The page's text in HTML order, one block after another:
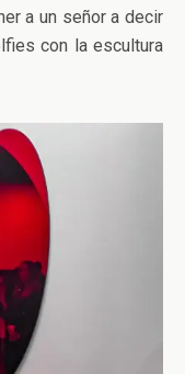
a un señor a decir
con la escultura